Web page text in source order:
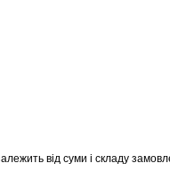
від суми і складу